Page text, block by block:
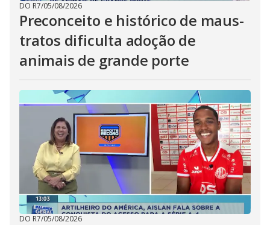
DO R7/05/08/2026
Preconceito e histórico de maus-
tratos dificulta adoção de
animais de grande porte
DO R7/05/08/2026